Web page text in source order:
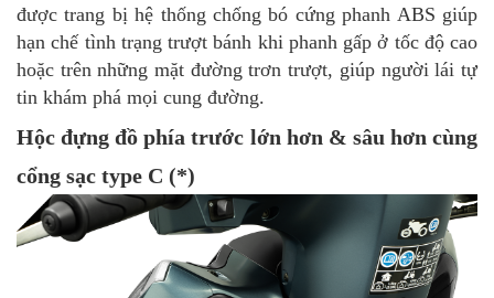
được trang bị hệ thống chống bó cứng phanh ABS giúp
hạn chế tình trạng trượt bánh khi phanh gấp ở tốc độ cao
hoặc trên những mặt đường trơn trượt, giúp người lái tự
tin khám phá mọi cung đường.
Hộc đựng đồ phía trước lớn hơn & sâu hơn cùng
cổng sạc type C (*)